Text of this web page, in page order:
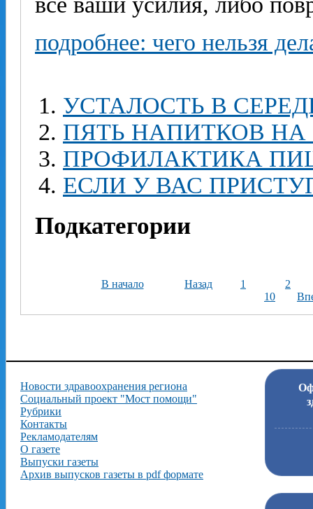
подробнее: чего нельзя
УСТАЛОСТЬ В
ПЯТЬ НАПИТКОВ
ПРОФИЛАКТИКА
ЕСЛИ У ВАС
Подкатегории
В начало Назад 1
2
10
Новости здравоохранения региона
Социальный проект "Мост помощи"
Рубрики
Контакты
Рекламодателям
О газете
Выпуски газеты
Архив выпусков газеты в pdf формате